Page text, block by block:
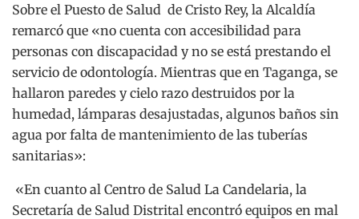
Sobre el Puesto de Salud de Cristo Rey, la Alcaldía
remarcó que «no cuenta con accesibilidad para
personas con discapacidad y no se está prestando el
servicio de odontología. Mientras que en Taganga, se
hallaron paredes y cielo razo destruidos por la
humedad, lámparas desajustadas, algunos baños sin
agua por falta de mantenimiento de las tuberías
sanitarias»:
«En cuanto al Centro de Salud La Candelaria, la
Secretaría de Salud Distrital encontró equipos en mal